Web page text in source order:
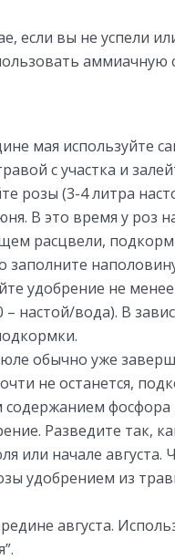
если вы не успели
аммиачную
мая используйте
с участка и
розы (3-4 литра
В это время у роз
расцвели,
заполните
удобрение не
настой/вода). В
обычно уже
не останется,
фосфора
Разведите так,
или начале августа.
удобрением из
августа.